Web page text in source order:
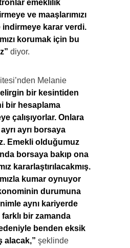
emeklilik
ve maaşlarımızı
indirmeye karar verdi.
korumak için bu
diyor.
Melanie
bir kesintiden
bir hesaplama
çalışıyorlar. Onlara
ayrı borsaya
Emekli olduğumuz
borsaya bakıp ona
kararlaştırılacakmış.
kumar oynuyor
durumuna
aynı kariyerde
bir zamanda
benden eksik
alacak,” şeklinde